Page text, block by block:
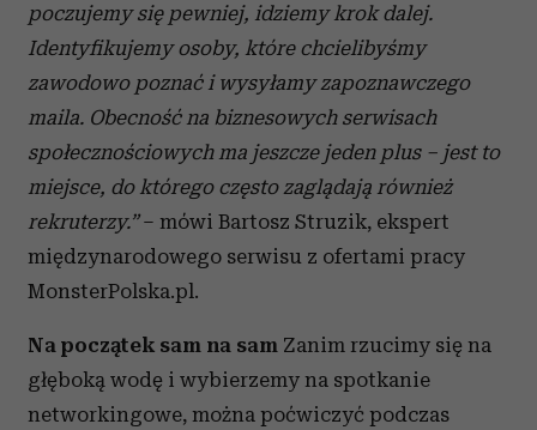
poczujemy się pewniej, idziemy krok dalej.
Identyfikujemy osoby, które chcielibyśmy
zawodowo poznać i wysyłamy zapoznawczego
maila. Obecność na biznesowych serwisach
społecznościowych ma jeszcze jeden plus – jest to
miejsce, do którego często zaglądają również
rekruterzy.”– mówi Bartosz Struzik, ekspert
międzynarodowego serwisu z ofertami pracy
MonsterPolska.pl.
Na początek sam na sam Zanim rzucimy się na
głęboką wodę i wybierzemy na spotkanie
networkingowe, można poćwiczyć podczas